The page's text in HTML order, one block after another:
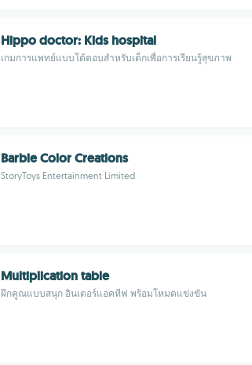
Hippo doctor: Kids hospital
เกมการแพทย์แบบโต้ตอบสำหรับเด็กเพื่อการเรียนรู้สุขภาพ
Barbie Color Creations
StoryToys Entertainment Limited
Multiplication table
ฝึกคูณแบบสนุก อินเตอร์แอคทีฟ พร้อมโหมดแข่งขัน